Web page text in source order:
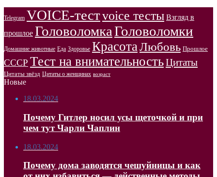
Telegram VOICE-тестvoice тесты Взгляд в
прошлое ГоловоломкаГоловоломки
Домашние животные Еда Здоровье КрасотаЛюбовь Прошлое
СССР Тест на внимательностьЦитаты
Цитаты звёзд Цитаты о женщинах возраст
Новые
18.03.2024
Почему Гитлер носил усы щеточкой и при
чем тут Чарли Чаплин
18.03.2024
Почему дома заводятся чешуйницы и как